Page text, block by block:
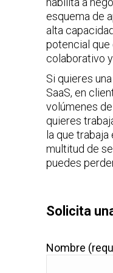
esquema de
alta
potencial
colaborativo
Si quieres
SaaS, en
volúmenes
quieres
la que trabaja
multitud de
puedes
Solicita
Nombre